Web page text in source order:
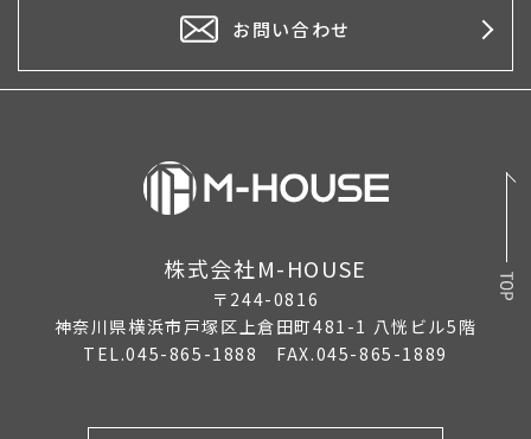
お問い合わせ
株式会社M-HOUSE
〒244-0816
神奈川県横浜市戸塚区上倉田町481-1 八恍ビル5階
TEL.045-865-1888 FAX.045-865-1889